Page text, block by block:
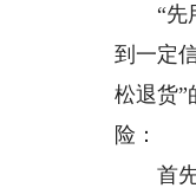
“先用
到一定
松退货”
险：
首先